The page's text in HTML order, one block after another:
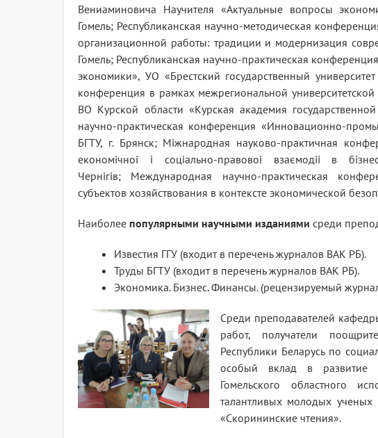
Вениаминовича Научителя «Актуальные вопросы
Гомель; Республиканская научно-методическая
организационной работы: традиции и модернизация
Гомель; Республиканская научно-практическая
экономики», УО «Брестский государственный
конференция в рамках межрегиональной
ВО Курской области «Курская академия
научно-практическая конференция «Инновационно-
БГТУ, г. Брянск; Міжнародная науково-практичная
економічноі і соціально-правовоі взаємодіі в
Чернігів; Международная научно-практическая
субъектов хозяйствования в контексте экономической
Наиболее популярными научными изданиями среди
Известия ГГУ (входит в перечень журналов ВАК РБ).
Труды БГТУ (входит в перечень журналов ВАК РБ).
Экономика. Бизнес. Финансы. (рецензируемый
Среди преподавателей
работ, получатели
Республики Беларусь по
особый вклад в развитие
Гомельского областного
талантливых молодых ученых
«Скорининские чтения».